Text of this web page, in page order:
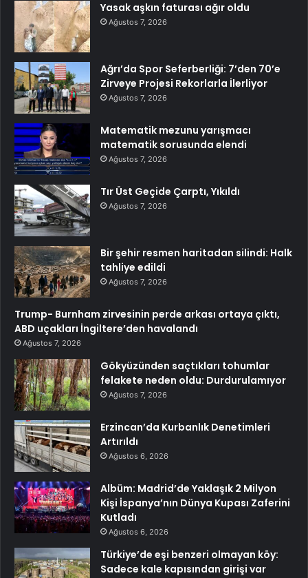
Yasak aşkın faturası ağır oldu
Ağustos 7, 2026
Ağrı’da Spor Seferberliği: 7’den 70’e
Zirveye Projesi Rekorlarla İlerliyor
Ağustos 7, 2026
Matematik mezunu yarışmacı
matematik sorusunda elendi
Ağustos 7, 2026
Tır Üst Geçide Çarptı, Yıkıldı
Ağustos 7, 2026
Bir şehir resmen haritadan silindi: Halk
tahliye edildi
Ağustos 7, 2026
Trump- Burnham zirvesinin perde arkası ortaya çıktı,
ABD uçakları İngiltere’den havalandı
Ağustos 7, 2026
Gökyüzünden saçtıkları tohumlar
felakete neden oldu: Durdurulamıyor
Ağustos 7, 2026
Erzincan’da Kurbanlık Denetimleri
Artırıldı
Ağustos 6, 2026
Albüm: Madrid’de Yaklaşık 2 Milyon
Kişi İspanya’nın Dünya Kupası Zaferini
Kutladı
Ağustos 6, 2026
Türkiye’de eşi benzeri olmayan köy:
Sadece kale kapısından girişi var